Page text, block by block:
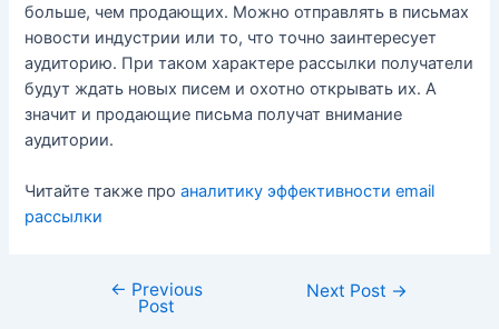
больше, чем продающих. Можно отправлять в письмах
новости индустрии или то, что точно заинтересует
аудиторию. При таком характере рассылки получатели
будут ждать новых писем и охотно открывать их. А
значит и продающие письма получат внимание
аудитории.
Читайте также проаналитику эффективности email
рассылки
navigation
← Previous
Post
Next Post →